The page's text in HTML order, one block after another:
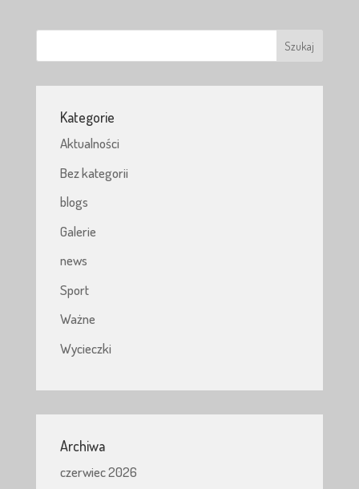
Kategorie
Aktualności
Bez kategorii
blogs
Galerie
news
Sport
Ważne
Wycieczki
Archiwa
czerwiec 2026